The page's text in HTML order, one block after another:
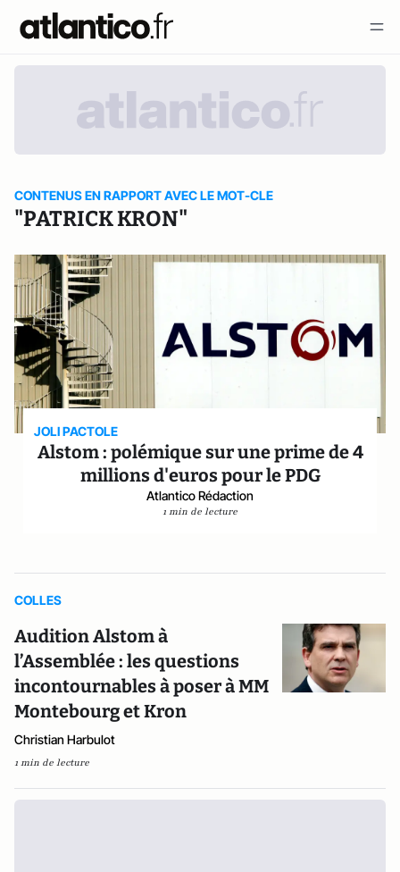
CONTENUS EN RAPPORT AVEC LE MOT-CLE
"PATRICK KRON"
JOLI PACTOLE
Alstom : polémique sur une prime de 4
millions d'euros pour le PDG
Atlantico Rédaction
1 min de lecture
COLLES
Audition Alstom à
l’Assemblée : les questions
incontournables à poser à MM
Montebourg et Kron
Christian Harbulot
1 min de lecture